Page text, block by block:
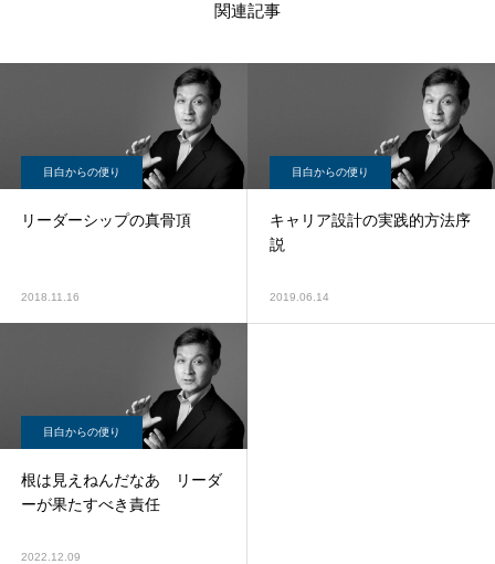
関連記事
目白からの便り
リーダーシップの真骨頂
2018.11.16
目白からの便り
キャリア設計の実践的方法序
説
2019.06.14
目白からの便り
根は見えねんだなあ リーダ
ーが果たすべき責任
2022.12.09